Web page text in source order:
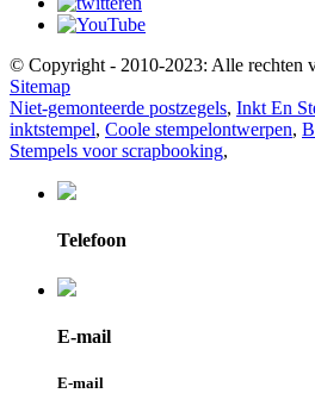
© Copyright - 2010-2023: Alle rechten
Sitemap
Niet-gemonteerde postzegels, Inkt En
inktstempel, Coole stempelontwerpen,
Stempels voor scrapbooking,
Telefoon
E-mail
E-mail